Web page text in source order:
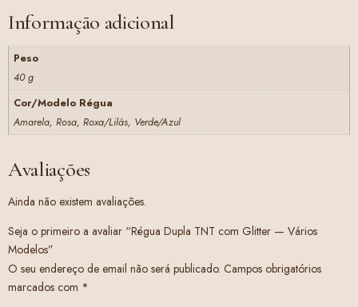
Informação adicional
Peso
40 g
Cor/Modelo Régua
Amarela, Rosa, Roxa/Lilás, Verde/Azul
Avaliações
Ainda não existem avaliações.
Seja o primeiro a avaliar “Régua Dupla TNT com Glitter — Vários
Modelos”
O seu endereço de email não será publicado. Campos obrigatórios
marcados com *